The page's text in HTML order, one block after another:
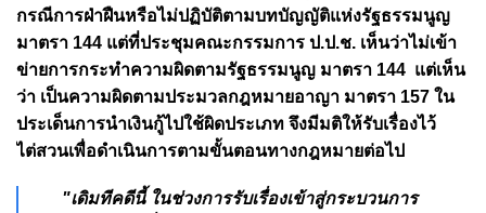
กรณีการฝ่าฝืนหรือไม่ปฏิบัติตามบทบัญญัติแห่งรัฐธรรมนูญ
มาตรา 144 แต่ที่ประชุมคณะกรรมการ ป.ป.ช. เห็นว่าไม่เข้า
ข่ายการกระทำความผิดตามรัฐธรรมนูญ มาตรา 144 แต่เห็น
ว่า เป็นความผิดตามประมวลกฎหมายอาญา มาตรา 157 ใน
ประเด็นการนำเงินกู้ไปใช้ผิดประเภท จึงมีมติให้รับเรื่องไว้
ไต่สวนเพื่อดำเนินการตามขั้นตอนทางกฎหมายต่อไป
"เดิมทีคดีนี้ ในช่วงการรับเรื่องเข้าสู่กระบวนการ